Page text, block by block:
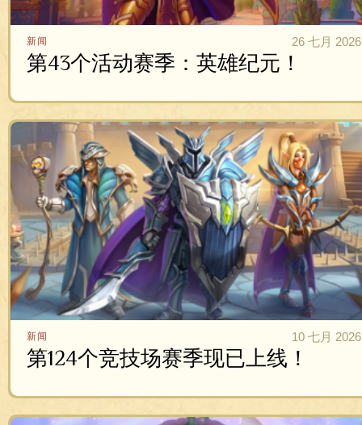
新闻
第43个活动赛季：英雄纪元！
26 七月 2026
新闻
第124个竞技场赛季现已上线！
10 七月 2026